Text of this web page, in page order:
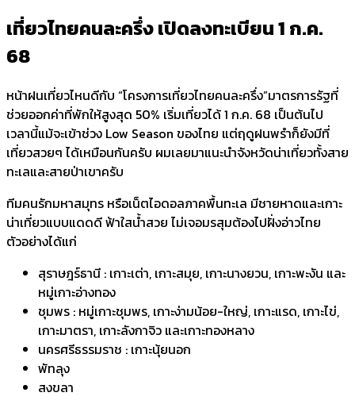
เที่ยวไทยคนละครึ่ง เปิดลงทะเบียน 1 ก.ค.
68
หน้าฝนเที่ยวไหนดีกับ “โครงการเที่ยวไทยคนละครึ่ง”มาตรการรัฐที่
ช่วยออกค่าที่พักให้สูงสุด 50% เริ่มเที่ยวได้ 1 ก.ค. 68 เป็นต้นไป
เวลานี้แม้จะเข้าช่วง Low Season ของไทย แต่ฤดูฝนพรำก็ยังมีที่
เที่ยวสวยๆ ได้เหมือนกันครับ ผมเลยมาแนะนำจังหวัดน่าเที่ยวทั้งสาย
ทะเลและสายป่าเขาครับ
​ทีมคนรักมหาสมุทร หรือเน็ตไอดอลภาคพื้นทะเล มีชายหาดและเกาะ
น่าเที่ยวแบบแดดดี ฟ้าใสน้ำสวย ไม่เจอมรสุมต้องไปฝั่งอ่าวไทย
ตัวอย่างได้แก่
สุราษฎร์ธานี : เกาะเต่า, เกาะสมุย, เกาะนางยวน, เกาะพะงัน และ
หมู่เกาะอ่างทอง
ชุมพร : หมู่เกาะชุมพร, เกาะง่ามน้อย-ใหญ่, เกาะแรด, เกาะไข่,
เกาะมาตรา, เกาะลังกาจิว และเกาะทองหลาง
นครศรีธรรมราช : เกาะนุ้ยนอก
พัทลุง
สงขลา